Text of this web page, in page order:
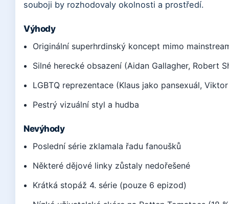
souboji by rozhodovaly okolnosti a prostředí.
Výhody
Originální superhrdinský koncept mimo
Silné herecké obsazení (Aidan Gallagher, Robert
LGBTQ reprezentace (Klaus jako pansexuál,
Pestrý vizuální styl a hudba
Nevýhody
Poslední série zklamala řadu fanoušků
Některé dějové linky zůstaly nedořešené
Krátká stopáž 4. série (pouze 6 epizod)